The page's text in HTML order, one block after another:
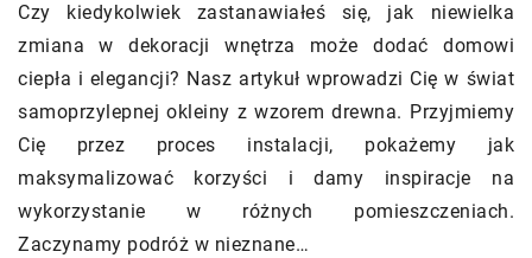
Czy kiedykolwiek zastanawiałeś się, jak niewielka
zmiana w dekoracji wnętrza może dodać domowi
ciepła i elegancji? Nasz artykuł wprowadzi Cię w świat
samoprzylepnej okleiny z wzorem drewna. Przyjmiemy
Cię przez proces instalacji, pokażemy jak
maksymalizować korzyści i damy inspiracje na
wykorzystanie w różnych pomieszczeniach.
Zaczynamy podróż w nieznane…